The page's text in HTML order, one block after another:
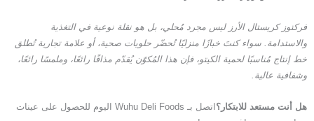
فركتوز كريستال الأرز ليس مجرد مُحلي، بل هو نقلة نوعية في التغذية
والاستدامة. سواء كنتَ خبازًا منزليًا تُحضّر حلويات صحية، أو علامة تجارية تُطلق
خط إنتاج مُناسبًا لحمية الكيتو، فإن هذا المُكوّن يُقدّم مذاقًا رائعًا، وملمسًا رائعًا،
وشفافية عالية.
هل أنت مستعد للابتكار؟
اتصل بـ Wuhu Deli Foods اليوم للحصول على عينات